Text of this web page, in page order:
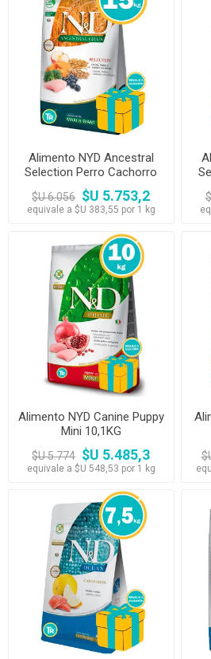
Alimento NYD Ancestral
Selection Perro Cachorro
Razas Grandes y Gigantes
15 kg
$U 6.056 $U 5.753,2
equivale a $U 383,55 por 1 kg
Alimento NYD Canine Puppy
Mini 10,1KG
$U 5.774 $U 5.485,3
equivale a $U 548,53 por 1 kg